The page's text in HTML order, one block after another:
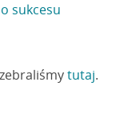
sukcesu
tutaj.